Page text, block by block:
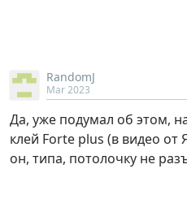
RandomJ
Mar 2023
Да, уже подумал об этом,
клей Forte plus (в видео от
он, типа, потолочку не